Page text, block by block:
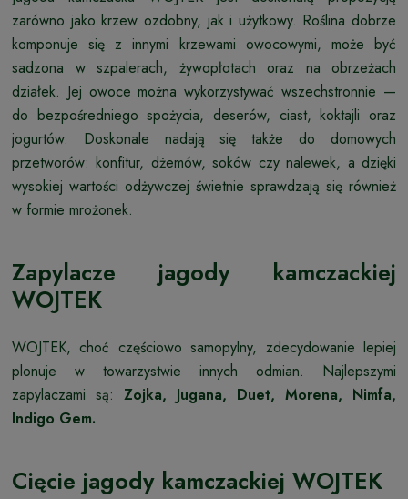
zarówno jako krzew ozdobny, jak i użytkowy. Roślina dobrze
komponuje się z innymi krzewami owocowymi, może być
sadzona w szpalerach, żywopłotach oraz na obrzeżach
działek. Jej owoce można wykorzystywać wszechstronnie —
do bezpośredniego spożycia, deserów, ciast, koktajli oraz
jogurtów. Doskonale nadają się także do domowych
przetworów: konfitur, dżemów, soków czy nalewek, a dzięki
wysokiej wartości odżywczej świetnie sprawdzają się również
w formie mrożonek.
Zapylacze jagody kamczackiej
WOJTEK
WOJTEK, choć częściowo samopylny, zdecydowanie lepiej
plonuje w towarzystwie innych odmian. Najlepszymi
zapylaczami są: Zojka, Jugana, Duet, Morena, Nimfa,
Indigo Gem.
Cięcie jagody kamczackiej WOJTEK